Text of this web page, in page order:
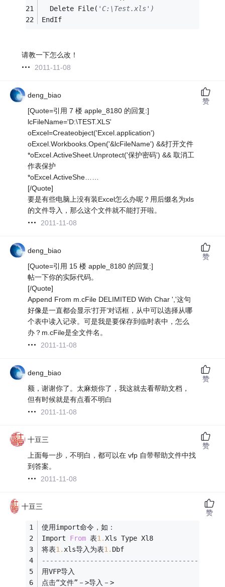
  Delete File(
'C:\Test.xls')
EndIf
请教一下怎么改！
2011-11-08
deng_biao
[Quote=引用 7 楼 apple_8180 的回复:]
lcFileName='D:\TEST.XLS'
oExcel=Createobject('Excel.application')
oExcel.Workbooks.Open('&lcFileName') &&打开文件
*oExcel.ActiveSheet.Unprotect('保护密码') && 取消工
作表保护
*oExcel.ActiveShe……
[/Quote]
要是有些电脑上没有装Excel怎么办呢？用后缀名为xls
的文件导入，那么这个文件就不能打开啦。
2011-11-08
赞
deng_biao
[Quote=引用 15 楼 apple_8180 的回复:]
帖一下你的实际代码。
[/Quote]
Append From m.cFile DELIMITED With Char ','这句
好像是一直都会显示‘打开’对话框，从中可以选择从哪
个表中读入记录。可是我是要保存到临时表中，怎么
办？m.cFile是全文件名。
2011-11-08
赞
deng_biao
额，谢谢你了。太麻烦你了，我这就去看帮助文档，
但有时候就是有点看不明白
2011-11-08
赞
十豆三
上面每一步，不明白，都可以在 vfp 自带帮助文件中找
到答案。
2011-11-08
赞
十豆三
使用import命令，如：
Import From 表1.Xls Type Xl8
将表1. xls导入为表1. Dbf
用VFP导入
点击“文件”－>导入－>
赞